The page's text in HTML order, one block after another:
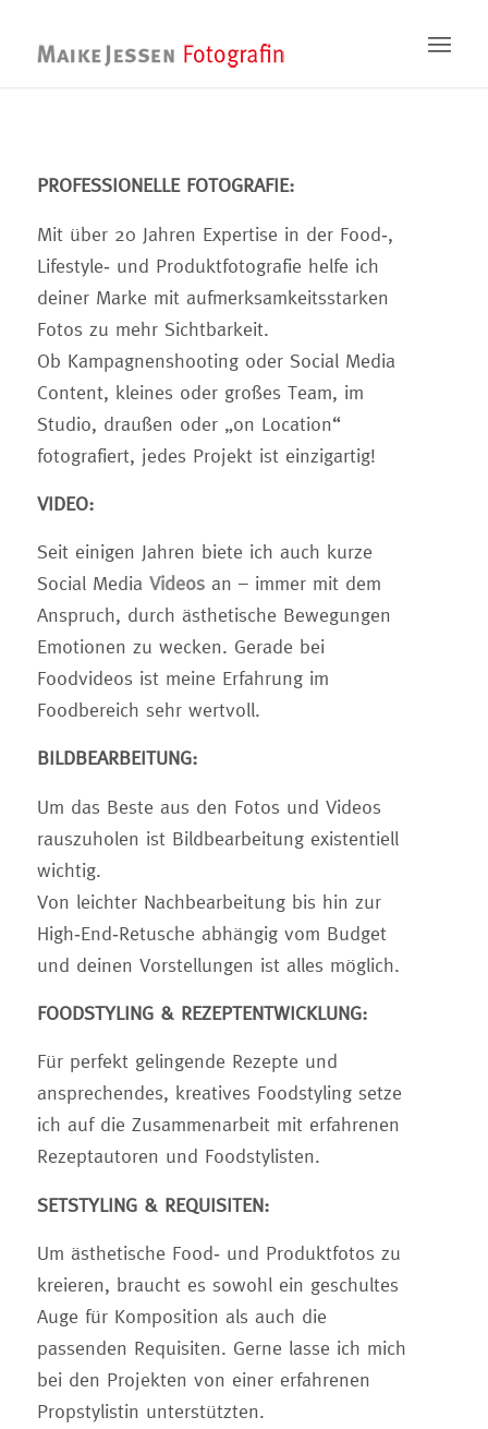
PROFESSIONELLE FOTOGRAFIE:
Mit über 20 Jahren Expertise in der Food-,
Lifestyle- und Produktfotografie helfe ich
deiner Marke mit aufmerksamkeitsstarken
Fotos zu mehr Sichtbarkeit.
Ob Kampagnenshooting oder Social Media
Content, kleines oder großes Team, im
Studio, draußen oder „on Location“
fotografiert, jedes Projekt ist einzigartig!
VIDEO:
Seit einigen Jahren biete ich auch kurze
Social Media Videosan – immer mit dem
Anspruch, durch ästhetische Bewegungen
Emotionen zu wecken. Gerade bei
Foodvideos ist meine Erfahrung im
Foodbereich sehr wertvoll.
BILDBEARBEITUNG:
Um das Beste aus den Fotos und Videos
rauszuholen ist Bildbearbeitung existentiell
wichtig.
Von leichter Nachbearbeitung bis hin zur
High-End-Retusche abhängig vom Budget
und deinen Vorstellungen ist alles möglich.
FOODSTYLING & REZEPTENTWICKLUNG:
Für perfekt gelingende Rezepte und
ansprechendes, kreatives Foodstyling setze
ich auf die Zusammenarbeit mit erfahrenen
Rezeptautoren und Foodstylisten.
SETSTYLING & REQUISITEN:
Um ästhetische Food- und Produktfotos zu
kreieren, braucht es sowohl ein geschultes
Auge für Komposition als auch die
passenden Requisiten. Gerne lasse ich mich
bei den Projekten von einer erfahrenen
Propstylistin unterstützten.